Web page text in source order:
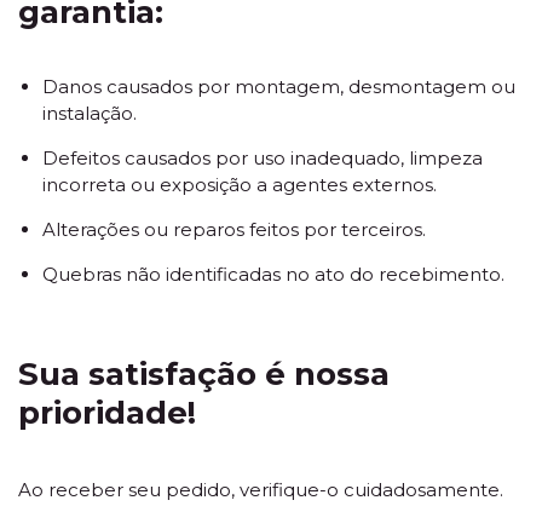
garantia:
Danos causados por montagem, desmontagem ou
instalação.
Defeitos causados por uso inadequado, limpeza
incorreta ou exposição a agentes externos.
Alterações ou reparos feitos por terceiros.
Quebras não identificadas no ato do recebimento.
Sua satisfação é nossa
prioridade!
Ao receber seu pedido, verifique-o cuidadosamente.